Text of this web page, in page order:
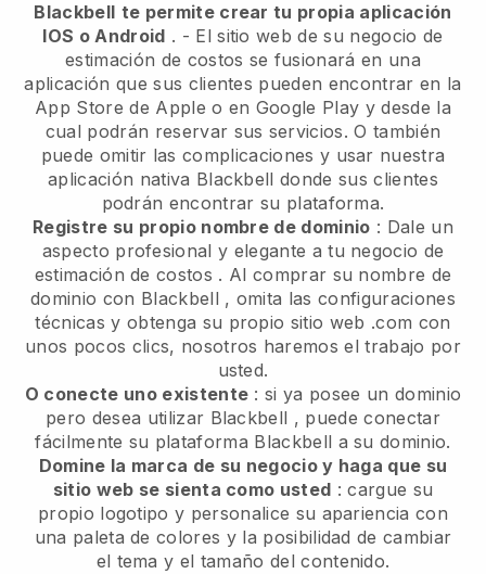
Blackbell te permite crear tu propia aplicación
IOS o Android . - El sitio web de su negocio de
estimación de costos se fusionará en una
aplicación que sus clientes pueden encontrar en la
App Store de Apple o en Google Play y desde la
cual podrán reservar sus servicios. O también
puede omitir las complicaciones y usar nuestra
aplicación nativa Blackbell donde sus clientes
podrán encontrar su plataforma.
Registre su propio nombre de dominio : Dale un
aspecto profesional y elegante a tu negocio de
estimación de costos . Al comprar su nombre de
dominio con Blackbell , omita las configuraciones
técnicas y obtenga su propio sitio web .com con
unos pocos clics, nosotros haremos el trabajo por
usted.
O conecte uno existente : si ya posee un dominio
pero desea utilizar Blackbell , puede conectar
fácilmente su plataforma Blackbell a su dominio.
Domine la marca de su negocio y haga que su
sitio web se sienta como usted : cargue su
propio logotipo y personalice su apariencia con
una paleta de colores y la posibilidad de cambiar
el tema y el tamaño del contenido.